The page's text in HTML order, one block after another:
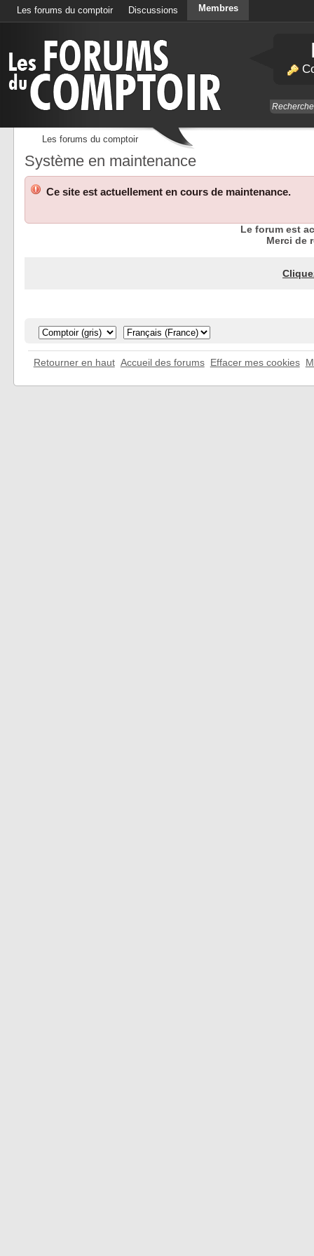
Les forums du comptoir Discussions Membres
Les forums du comptoir
Système en maintenance
Ce site est actuellement en cours de maintenance.
Le forum est
Merci de
Retourner en haut Accueil des forums Effacer mes cookies